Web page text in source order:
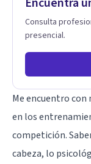
Consulta
presencial.
Me encuentro con
en los
competición.
cabeza, lo